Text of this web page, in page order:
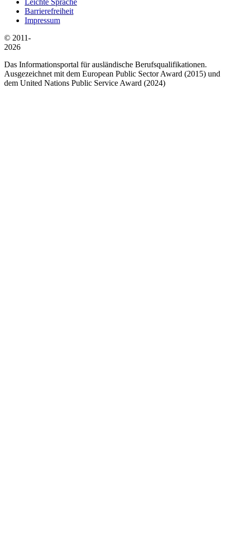
Leichte Sprache
Barrierefreiheit
Impressum
© 2011-
2026
Das Informationsportal für ausländische Berufsqualifikationen.
Ausgezeichnet mit dem European Public Sector Award (2015) und
dem United Nations Public Service Award (2024)